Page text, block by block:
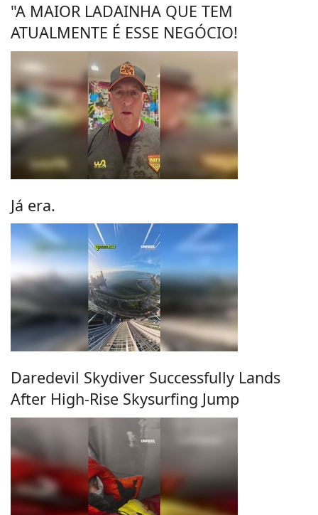
"A MAIOR LADAINHA QUE TEM
ATUALMENTE É ESSE NEGÓCIO!
Já era.
Daredevil Skydiver Successfully Lands
After High-Rise Skysurfing Jump